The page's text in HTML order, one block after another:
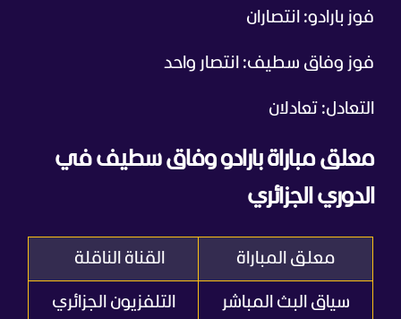
فوز بارادو: انتصاران
فوز وفاق سطيف: انتصار واحد
التعادل: تعادلان
معلق مباراة بارادو وفاق سطيف في
الدوري الجزائري
معلق المباراة القناة الناقلة
سياق البث المباشر التلفزيون الجزائري